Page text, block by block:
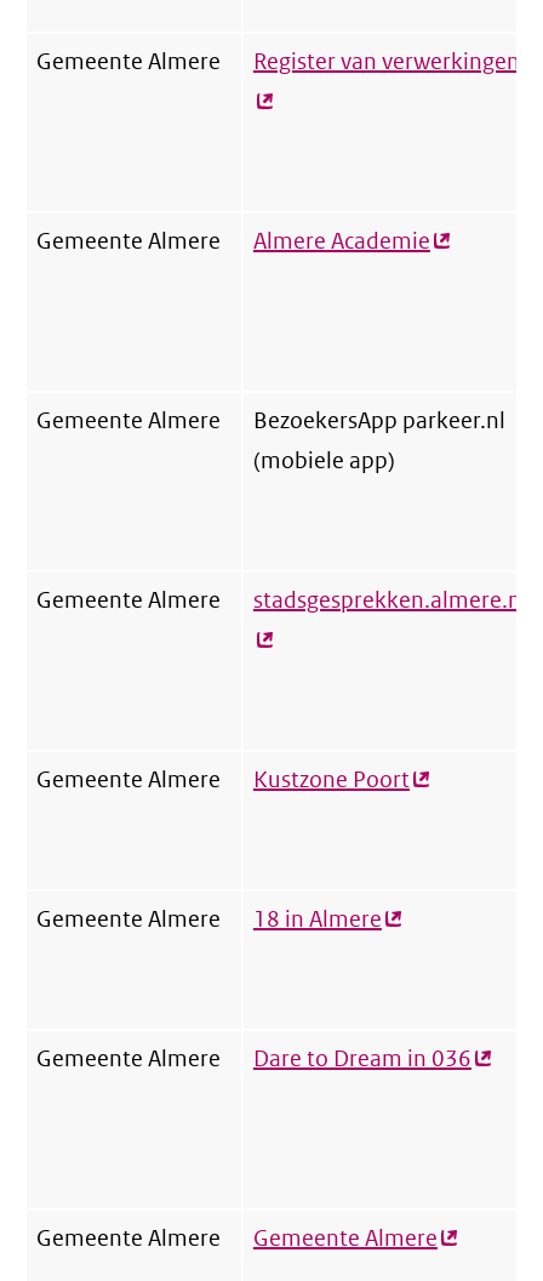
Gemeente Almere Register van verwerkingen
Gemeente Almere Almere Academie(externe
Gemeente Almere
BezoekersApp parkeer.nl
(mobiele app)
Gemeente Almere stadsgesprekken.almere.nl
Gemeente Almere Kustzone Poort(externe
Gemeente Almere 18 in Almere(externe
Gemeente Almere Dare to Dream in 036
Gemeente Almere Gemeente Almere(externe